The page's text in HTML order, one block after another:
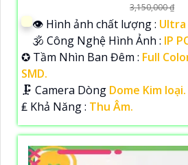
3,150,000 ₫
👁 Hình ảnh chất lượng : Ultra
🕉️ Công Nghệ Hình Ảnh : IP
✪ Tầm Nhìn Ban Đêm : Full
SMD.
🗜️ Camera Dòng Dome Kim loại.
️₤ Khả Năng : Thu Âm.